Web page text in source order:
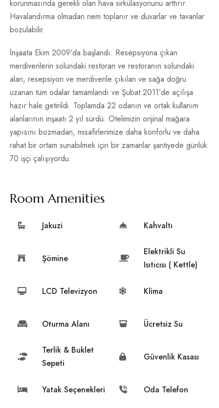
korunmasında gerekli olan hava sirkülasyonunu arttırır.
Havalandırma olmadan nem toplanır ve duvarlar ve tavanlar
bozulabilir.
İnşaata Ekim 2009’da başlandı. Resepsiyona çıkan
merdivenlerin solundaki restoran ve restoranın solundaki
alan, resepsiyon ve merdivenle çıkılan ve sağa doğru
uzanan tüm odalar tamamlandı ve Şubat 2011’de açılışa
hazır hale getirildi. Toplamda 22 odanın ve ortak kullanım
alanlarının inşaatı 2 yıl sürdü. Otelimizin orijinal mağara
yapısını bozmadan, misafirlerimize daha konforlu ve daha
rahat bir ortam sunabilmek için bir zamanlar şantiyede günlük
70 işçi çalışıyordu.
Room Amenities
Jakuzi Kahvaltı
Şömine
Elektrikli Su
Isıtıcısı ( Kettle)
LCD Televizyon Klima
Oturma Alanı Ücretsiz Su
Terlik & Buklet
Sepeti
Güvenlik Kasası
Yatak Seçenekleri Oda Telefon